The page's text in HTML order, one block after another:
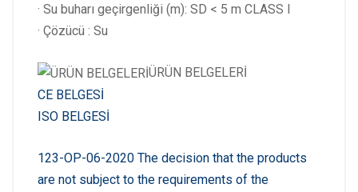
· Su buharı geçirgenliği (m): SD < 5 m CLASS I
· Çözücü : Su
ÜRÜN BELGELERİ
CE BELGESİ
ISO BELGESİ
123-ОР-06-2020 The decision that the products
are not subject to the requirements of the